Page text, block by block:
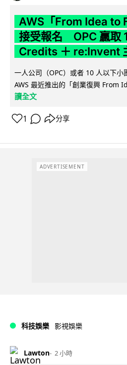
AWS「From Idea to
接受報名 OPC 贏取
Credits ＋ re:Invent
一人公司（OPC）或者 10 人以下小
AWS 最近推出的「創業復興 From
讀全文
1 分享
ADVERTISEMENT
科技娛樂 影視娛樂
Lawton 2 小時